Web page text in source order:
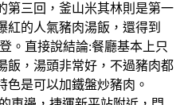
第三回，釜山米其林則是第一
紅的人氣豬肉湯飯，還得到
。直接說結論:餐廳基本上只
飯，湯頭非常好，不過豬肉都
色是可以加鐵盤炒豬肉。